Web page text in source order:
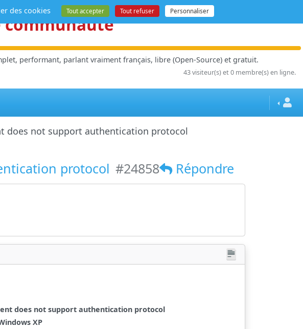
communauté
performant, parlant vraiment français, libre (Open-Source) et gratuit.
43 visiteur(s) et 0 membre(s) en ligne.
does not support authentication protocol
protocol #24858 Répondre
does not support authentication protocol
XP
des cookies Tout accepter Tout refuser Personnaliser